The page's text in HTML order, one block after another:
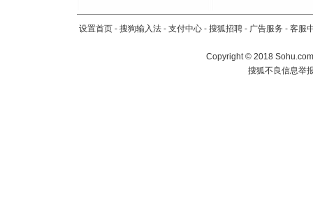
设置首页 - 搜狗输入法 - 支付中心 - 搜狐招聘 - 广告服务 - 客服
Copyright ©2018
搜狐不良信息举